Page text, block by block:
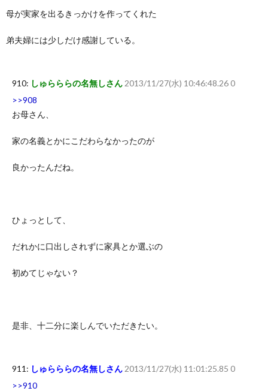
母が実家を出るきっかけを作ってくれた
弟夫婦には少しだけ感謝している。
910: しゅらららの名無しさん 2013/11/27(水) 10:46:48.26 0
>>908
お母さん、
家の名義とかにこだわらなかったのが
良かったんだね。
ひょっとして、
だれかに口出しされずに家具とか選ぶの
初めてじゃない？
是非、十二分に楽しんでいただきたい。
911: しゅらららの名無しさん 2013/11/27(水) 11:01:25.85 0
>>910